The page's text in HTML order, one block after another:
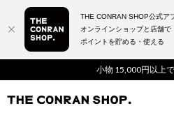
小物 15,000円以上
THE CONRAN SHOP公式ア
オンラインショップと店舗で
ポイントを貯める・使える